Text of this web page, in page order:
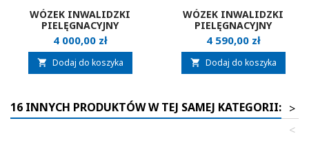
WÓZEK INWALIDZKI
PIELĘGNACYJNY
VERMEIREN CORILLE
Cena
4 000,00 zł
 Dodaj do koszyka
WÓZEK INWALIDZKI
PIELĘGNACYJNY
VERMEIREN CORILLE XXL
Cena
4 590,00 zł
 Dodaj do koszyka
16 INNYCH PRODUKTÓW W TEJ SAMEJ KATEGORII: >
<